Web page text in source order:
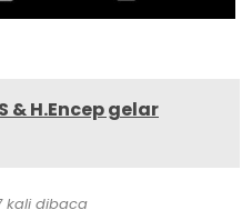
& H.Encep gelar
kali dibaca